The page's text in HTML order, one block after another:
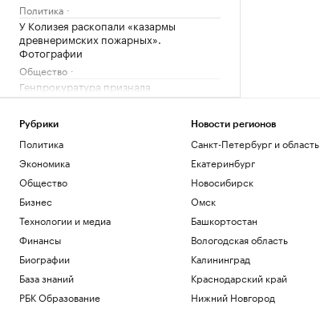
Политика
У Колизея раскопали «казармы
древнеримских пожарных».
Фотографии
Общество
Генпрокуратура признала
нежелательным фонд Human Rights
Политика
Рубрики
Политика
Экономика
Общество
Бизнес
Технологии и медиа
Финансы
Биографии
База знаний
РБК Образование
Новости регионов
Санкт-Петербург и область
Екатеринбург
Новосибирск
Омск
Башкортостан
Вологодская область
Калининград
Краснодарский край
Нижний Новгород